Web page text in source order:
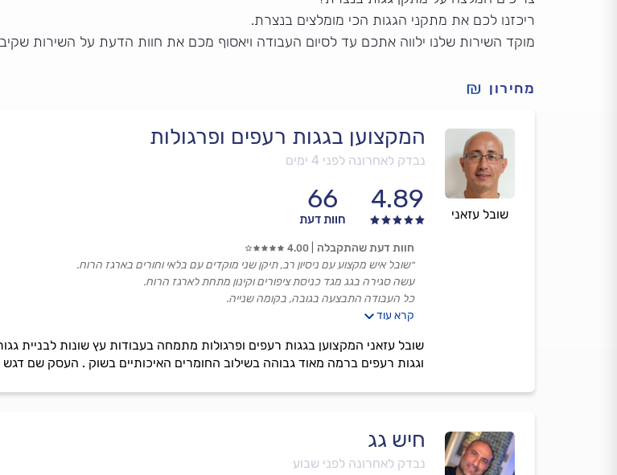
ריכזנו לכם את מתקני הגגות הכי מומלצים בנצרת.
מוקד השירות שלנו ילווה אתכם עד לסיום העבודה ויאסוף מכם את חוות הדעת על השירות
מחירון
שובל עזאני
המקצוען בגגות רעפים ופרגולות
נבדק לאחרונה לפני 4 ימים
4.89
66
חוות דעת
וגגות רעפים ברמה מאוד גבוהה בשילוב החומרים האיכותיים בשוק . העסק שם דגש
חוות דעת שהתקבלה 4.00
״שובל איש מקצוע עם ניסיון רב, תיקן שני מוקדים עם בלאי וחורים בארגז הרוח.
עשה סגירה בגג מגד כניסת ציפורים וקינון מתחת לארגז הרוח.
כל העבודה התבצעה בגובה, בקומה שנייה.
יש קושי עם תכנון זמנים ועדכון: ביום שהיה אמור לראות את העבודה הוא איחר משמעותית
קרא עוד
חיש גג
נבדק לאחרונה לפני שבוע